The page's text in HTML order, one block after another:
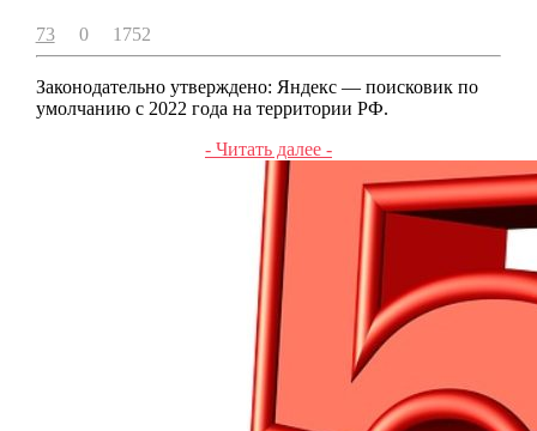
73 0 1752
Законодательно утверждено: Яндекс — поисковик по
умолчанию с 2022 года на территории РФ.
- Читать далее -